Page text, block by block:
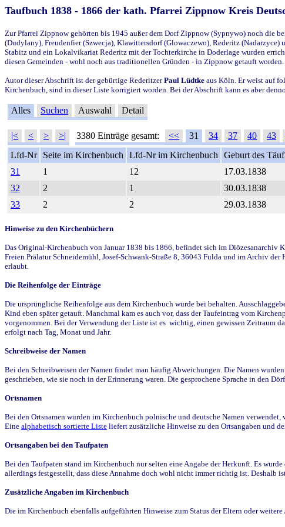
Taufbuch 1838 - 1866 der kath. Pfarrei Zippnow Kreis
Zur Pfarrei Zippnow gehörten bis 1945 außer dem Dorf Zippnow (Sypnywo) noch die
(Dudylany), Freudenfier (Szwecja), Klawittersdorf (Glowaczewo), Rederitz
Stabitz und ein Lokalvikariat Rederitz mit der Tochterkirche in Doderlage wurden
diesen Gemeinden - wohl noch aus traditionellen Gründen - in Zippnow getauft worden.
Autor dieser Abschrift ist der gebürtige RederitzerPaul Lüdtke aus Köln. Er weist auf
Kirchenbuch, sind in dieser Liste korrigiert worden. Bei der Abschrift kann es aber
Alles Suchen Auswahl Detail
|< < > >| 3380 Einträge gesamt: << 31 34 37 40 43
Lfd-Nr
Seite im Kirchenbuch Lfd-Nr im Kirchenbuch Geburt des
31
1 12 17.03.1838
32
2 1 30.03.1838
33
2 2 29.03.1838
Hinweise zu den Kirchenbüchern
Das Original-Kirchenbuch von Januar 1838 bis 1866, befindet sich im
Freien Prälatur Schneidemühl, Josef-Schwank-Straße 8, 36043 Fulda und im Archiv
erlaubt.
Die Reihenfolge der Einträge
Die ursprüngliche Reihenfolge aus dem Kirchenbuch wurde bei behalten.
Kind eben später getauft. Manchmal kam es auch vor, dass der Taufeintrag vom
vorgenommen. Bei der Verwendung der Liste ist es wichtig, einen gewissen Zeitraum
erfolgt nach Tag, Monat und Jahr.
Schreibweise der Namen
Bei den Schreibweisen der Namen findet man häufig Abweichungen. Die Namen
geschrieben, wie sie noch in der Erinnerung waren. Die gesprochene Sprache in den
Ortsnamen
Bei den Ortsnamen wurden im Kirchenbuch polnische und deutsche Namen
Eine alphabetisch sortierte Liste liefert zusätzliche Hinweise zu den Ortsangaben und
Ortsangaben bei den Taufpaten
Bei den Taufpaten stand im Kirchenbuch nur selten eine Angabe der Herkunft. Es
allerdings festgestellt, dass diese Annahme doch wohl nicht immer richtig ist. Deshalb
Zusätzliche Angaben im Kirchenbuch
Die im Kirchenbuch ebenfalls aufgeführten Hinweise zum Status der Eltern oder